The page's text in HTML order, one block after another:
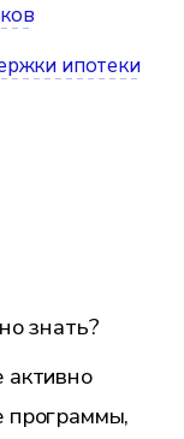
ипотеки
знать?
активно
программы,